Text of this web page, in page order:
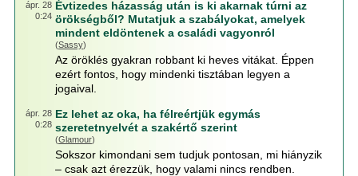
ápr. 28
0:24
Évtizedes házasság után is ki akarnak túrni az
örökségből? Mutatjuk a szabályokat, amelyek
mindent eldöntenek a családi vagyonról
(Sassy)
Az öröklés gyakran robbant ki heves vitákat. Éppen
ezért fontos, hogy mindenki tisztában legyen a
jogaival.
ápr. 28
0:28
Ez lehet az oka, ha félreértjük egymás
szeretetnyelvét a szakértő szerint
(Glamour)
Sokszor kimondani sem tudjuk pontosan, mi hiányzik
– csak azt érezzük, hogy valami nincs rendben.